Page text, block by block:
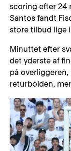
scoring efter 24
Santos fandt
store tilbud lige
Minuttet efter
det yderste af
på
returbolden,